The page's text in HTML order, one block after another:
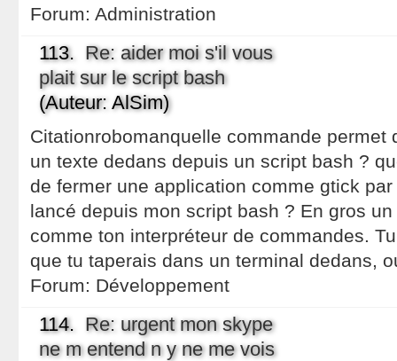
Forum: Administration
113. Re: aider moi s'il vous
plait sur le script bash
(Auteur: AlSim)
Citationrobomanquelle commande permet
un texte dedans depuis un script bash ?
de fermer une application comme gtick
lancé depuis mon script bash ? En gros
comme ton interpréteur de commandes.
que tu taperais dans un terminal dedans,
Forum: Développement
114. Re: urgent mon skype
ne m entend n y ne me vois